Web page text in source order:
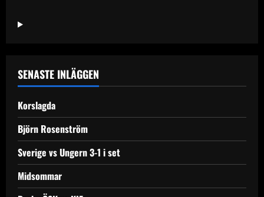
SENASTE INLÄGGEN
Korslagda
Björn Rosenström
Sverige vs Ungern 3-1 i set
Midsommar